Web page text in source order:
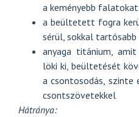
a keményebb
a beültetett fogra
sérül, sokkal tartósabb
anyaga titánium,
löki ki, beültetését
a csontosodás, szinte
csontszövetekkel
Hátránya: